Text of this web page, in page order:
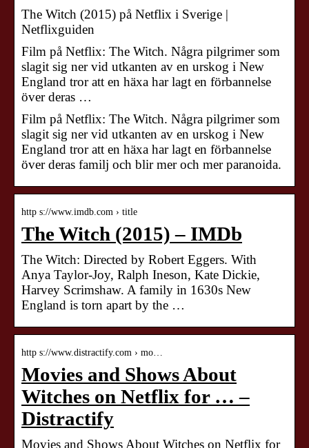
The Witch (2015) på Netflix i Sverige |
Netflixguiden
Film på Netflix: The Witch. Några pilgrimer som
slagit sig ner vid utkanten av en urskog i New
England tror att en häxa har lagt en förbannelse
över deras …
Film på Netflix: The Witch. Några pilgrimer som
slagit sig ner vid utkanten av en urskog i New
England tror att en häxa har lagt en förbannelse
över deras familj och blir mer och mer paranoida.
http s://www.imdb.com › title
The Witch (2015) – IMDb
The Witch: Directed by Robert Eggers. With
Anya Taylor-Joy, Ralph Ineson, Kate Dickie,
Harvey Scrimshaw. A family in 1630s New
England is torn apart by the …
http s://www.distractify.com › mo…
Movies and Shows About
Witches on Netflix for … –
Distractify
Movies and Shows About Witches on Netflix for